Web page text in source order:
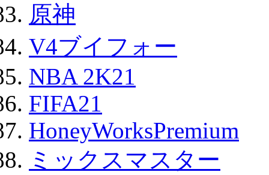
原神
V4ブイフォー
NBA 2K21
FIFA21
HoneyWorksPremium
ミックスマスター